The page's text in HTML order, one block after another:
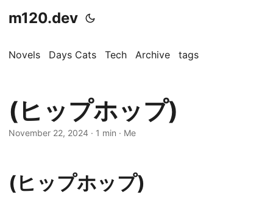
m120.dev
Novels Days Cats Tech Archive tags
(ヒップホップ)
November 22, 2024 · 1 min · Me
(ヒップホップ)